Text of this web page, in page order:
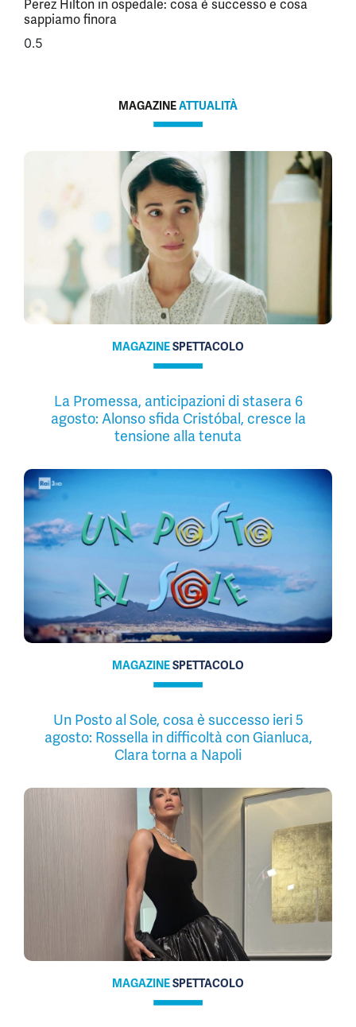
Perez Hilton in ospedale: cosa è successo e cosa
sappiamo finora
MAGAZINEATTUALITÀ
MAGAZINESPETTACOLO
La Promessa, anticipazioni di stasera 6
agosto: Alonso sfida Cristóbal, cresce la
tensione alla tenuta
MAGAZINESPETTACOLO
Un Posto al Sole, cosa è successo ieri 5
agosto: Rossella in difficoltà con Gianluca,
Clara torna a Napoli
MAGAZINESPETTACOLO